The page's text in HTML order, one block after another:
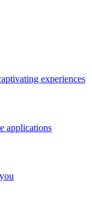
experiences
applications